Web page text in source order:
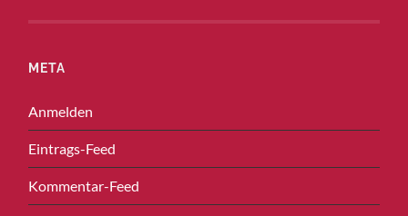
META
Anmelden
Eintrags-Feed
Kommentar-Feed